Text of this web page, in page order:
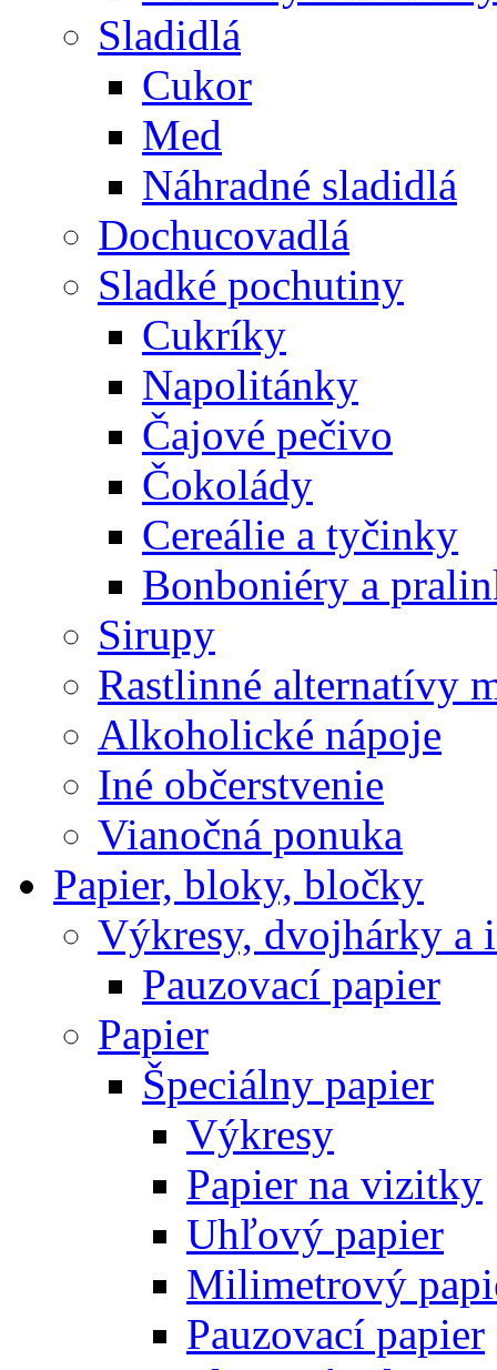
Sladidlá
Cukor
Med
Náhradné sladidlá
Dochucovadlá
Sladké pochutiny
Cukríky
Napolitánky
Čajové pečivo
Čokolády
Cereálie a tyčinky
Bonboniéry a
Sirupy
Rastlinné alternatívy
Alkoholické nápoje
Iné občerstvenie
Vianočná ponuka
Papier, bloky, bločky
Výkresy, dvojhárky a
Pauzovací papier
Papier
Špeciálny papier
Výkresy
Papier na vizitky
Uhľový papier
Milimetrový
Pauzovací papier